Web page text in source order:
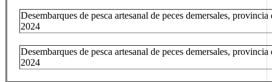
Desembarques de pesca artesanal de peces demersales,
2024
Desembarques de pesca artesanal de peces demersales,
2024